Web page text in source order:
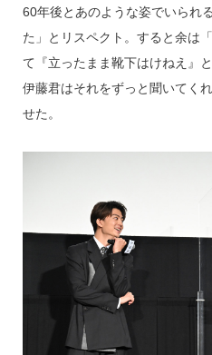
60年後とあのような姿でいられ
た」とリスペクト。すると余は
て『立ったまま靴下はけねえ』
伊藤君はそれをずっと聞いてく
せた。